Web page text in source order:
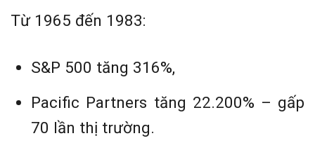
Từ 1965 đến 1983:
S&P 500 tăng 316%,
Pacific Partners tăng 22.200% – gấp
70 lần thị trường.